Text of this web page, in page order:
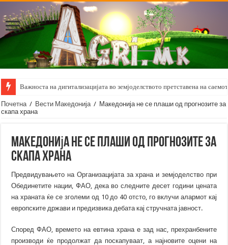
Важноста на дигитализацијата во земјоделството претставена на
Почетна / Вести Македонија / Македонија не се плаши од прогнозите за
скапа храна
Македонија не се плаши од прогнозите за
скапа храна
Предвидувањето на Организацијата за храна и земјоделство при
Обединетите нации, ФАО, дека во следните десет години цената
на храната ќе се зголеми од 10 до 40 отсто, го вклучи алармот кај
европските држави и предизвика дебата кај стручната јавност.
Според ФАО, времето на евтина храна е зад нас, прехранбените
производи ќе продолжат да поскапуваат, а најновите оцени на